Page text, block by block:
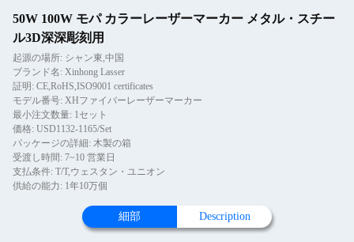
50W 100W モパ カラーレーザーマーカー メタル・スチー
ル3D深深彫刻用
起源の場所: シャン東,中国
ブランド名: Xinhong Lasser
証明: CE,RoHS,ISO9001 certificates
モデル番号: XHファイバーレーザーマーカー
最小注文数量: 1セット
価格: USD1132-1165/Set
パッケージの詳細: 木製の箱
受渡し時間: 7~10 営業日
支払条件: T/T,ウェスタン・ユニオン
供給の能力: 1年10万個
細部 Description